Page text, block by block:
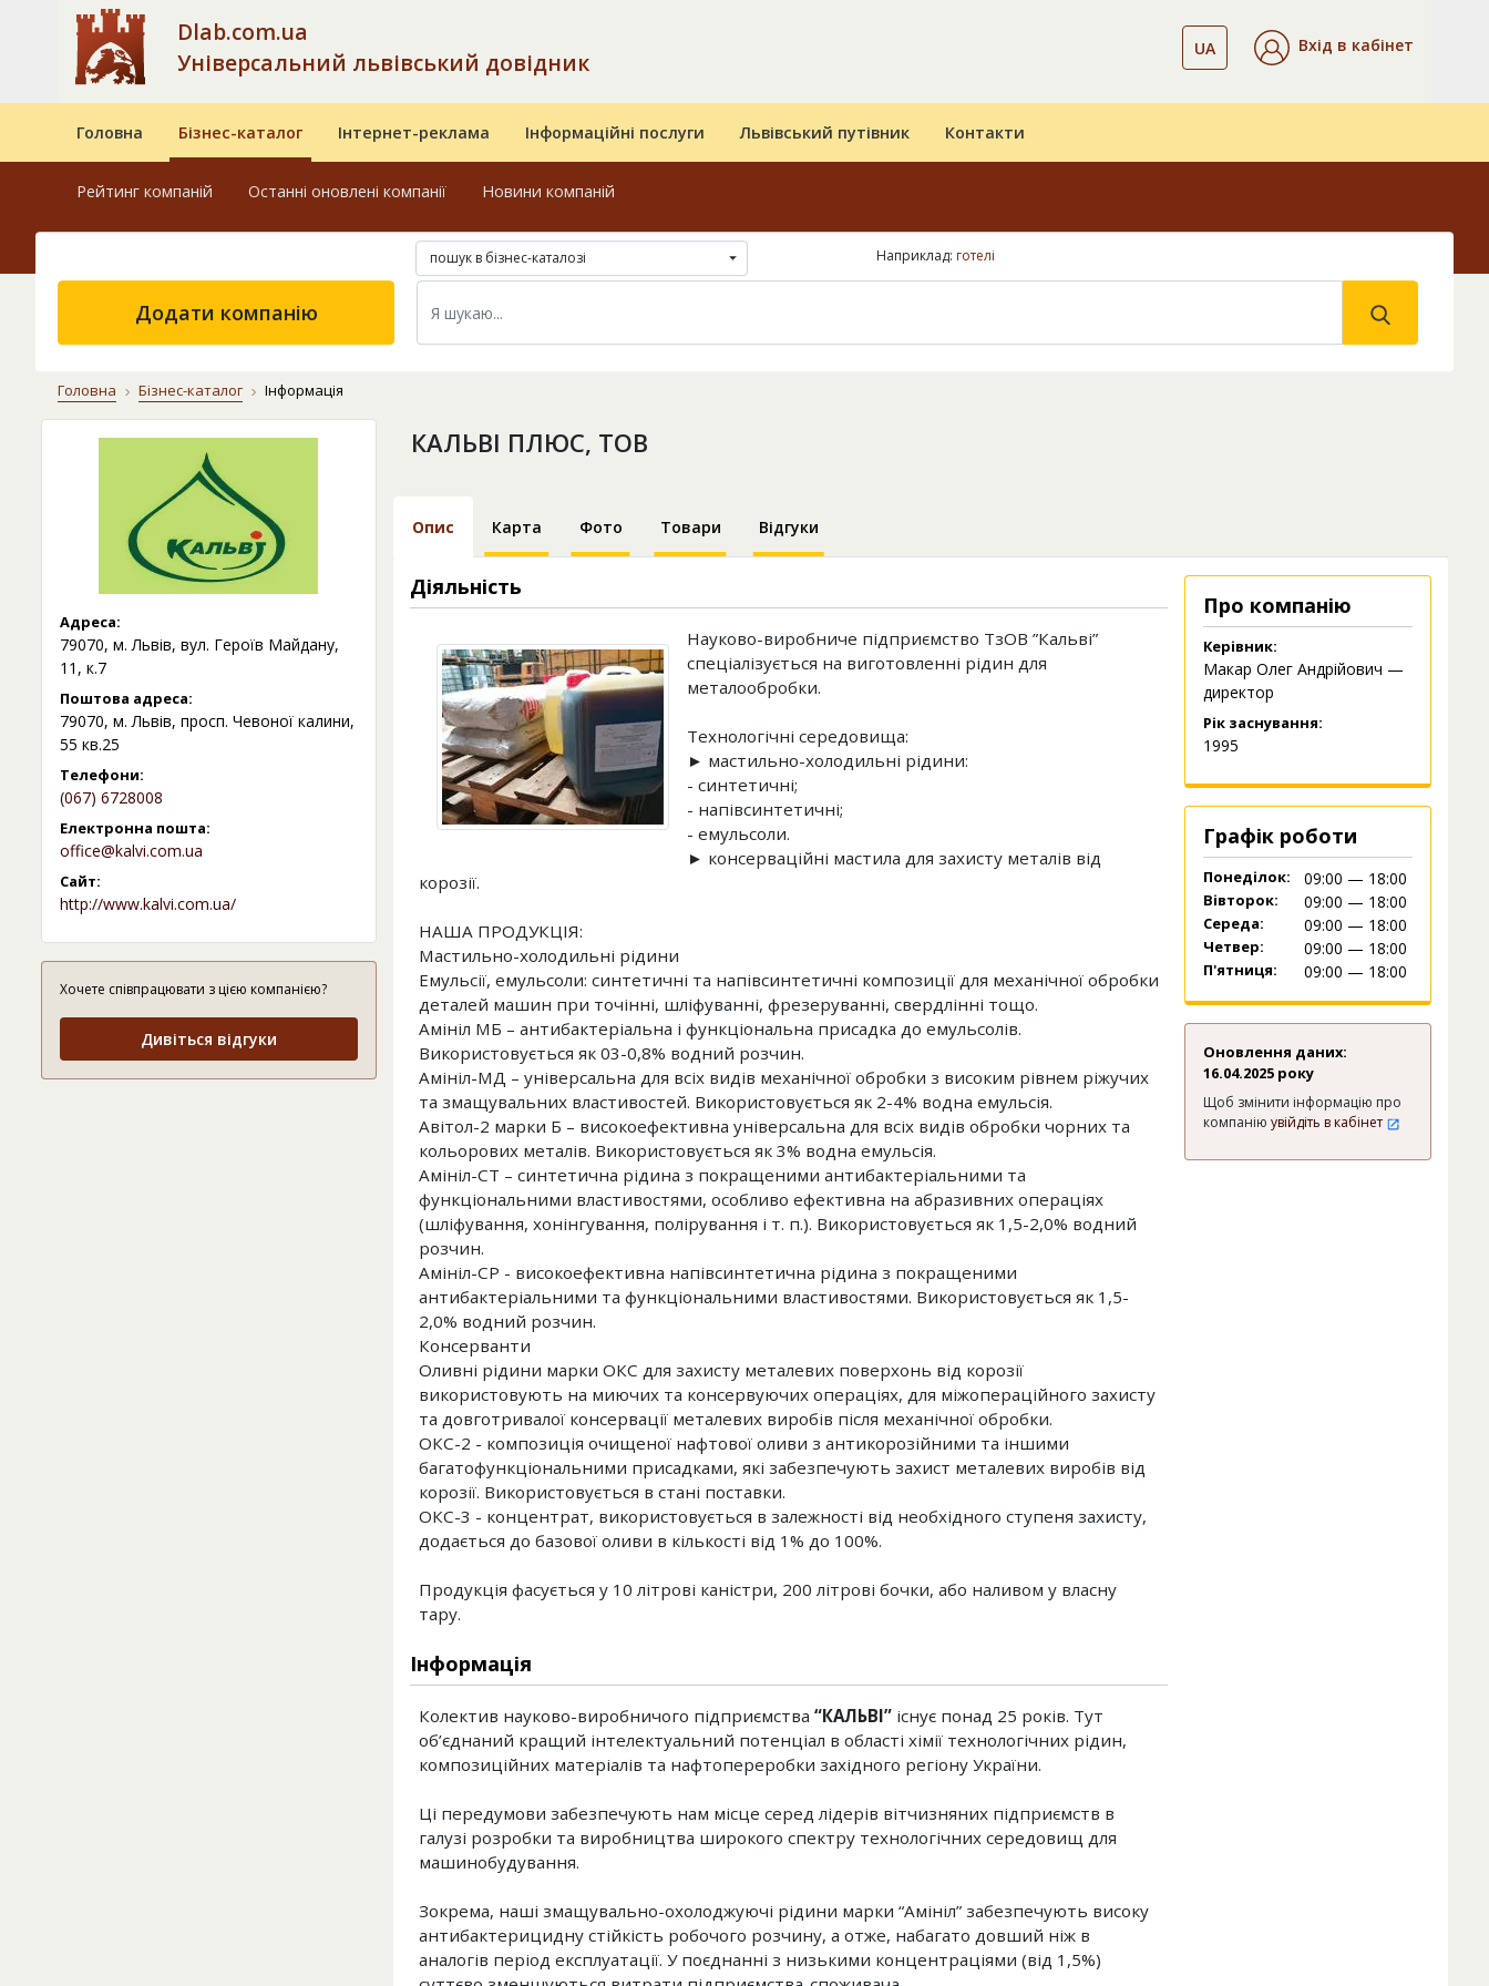
Dlab.com.ua
Універсальний львівський довідник
UA Вхід в кабінет
Головна Бізнес-каталог Інтернет-реклама Інформаційні послуги Львівський путівник Контакти
Рейтинг компаній Останні оновлені компанії Новини компаній
пошук в бізнес-каталозі Наприклад: готелі
Додати компанію
Головна Бізнес-каталог Інформація
Адреса:
79070, м. Львів, вул. Героїв Майдану,
11, к.7
Поштова адреса:
79070, м. Львів, просп. Чевоної калини,
55 кв.25
Телефони:
(067) 6728008
Електронна пошта:
office@kalvi.com.ua
Сайт:
http://www.kalvi.com.ua/
Хочете співпрацювати з цією компанією?
Дивіться відгуки
КАЛЬВІ ПЛЮС, ТОВ
Опис Карта Фото Товари Відгуки
Діяльність
Науково-виробниче підприємство ТзОВ ”Кальві”
спеціалізується на виготовленні рідин для
металообробки.
Технологічні середовища:
► мастильно-холодильні рідини:
- синтетичні;
- напівсинтетичні;
- емульсоли.
► консерваційні мастила для захисту металів від
корозії.
НАША ПРОДУКЦІЯ:
Мастильно-холодильні рідини
Емульсії, емульсоли: синтетичні та напівсинтетичні композиції для механічної обробки
деталей машин при точінні, шліфуванні, фрезеруванні, свердлінні тощо.
Амініл МБ – антибактеріальна і функціональна присадка до емульсолів.
Використовується як 03-0,8% водний розчин.
Амініл-МД – універсальна для всіх видів механічної обробки з високим рівнем ріжучих
та змащувальних властивостей. Використовується як 2-4% водна емульсія.
Авітол-2 марки Б – високоефективна універсальна для всіх видів обробки чорних та
кольорових металів. Використовується як 3% водна емульсія.
Амініл-СТ – синтетична рідина з покращеними антибактеріальними та
функціональними властивостями, особливо ефективна на абразивних операціях
(шліфування, хонінгування, полірування і т. п.). Використовується як 1,5-2,0% водний
розчин.
Амініл-СР - високоефективна напівсинтетична рідина з покращеними
антибактеріальними та функціональними властивостями. Використовується як 1,5-
2,0% водний розчин.
Консерванти
Оливні рідини марки ОКС для захисту металевих поверхонь від корозії
використовують на миючих та консервуючих операціях, для міжопераційного захисту
та довготривалої консервації металевих виробів після механічної обробки.
ОКС-2 - композиція очищеної нафтової оливи з антикорозійними та іншими
багатофункціональними присадками, які забезпечують захист металевих виробів від
корозії. Використовується в стані поставки.
ОКС-3 - концентрат, використовується в залежності від необхідного ступеня захисту,
додається до базової оливи в кількості від 1% до 100%.
Продукція фасується у 10 літрові каністри, 200 літрові бочки, або наливом у власну
тару.
Інформація
Колектив науково-виробничого підприємства “КАЛЬВІ”існує понад 25 років. Тут
об’єднаний кращий інтелектуальний потенціал в області хімії технологічних рідин,
композиційних матеріалів та нафтопереробки західного регіону України.
Ці передумови забезпечують нам місце серед лідерів вітчизняних підприємств в
галузі розробки та виробництва широкого спектру технологічних середовищ для
машинобудування.
Зокрема, наші змащувально-охолоджуючі рідини марки “Амініл” забезпечують високу
антибактерицидну стійкість робочого розчину, а отже, набагато довший ніж в
аналогів період експлуатації. У поєднанні з низькими концентраціями (від 1,5%)
Про компанію
Керівник:
Макар Олег Андрійович —
директор
Рік заснування:
1995
Графік роботи
Понеділок: 09:00 — 18:00
Вівторок: 09:00 — 18:00
Середа: 09:00 — 18:00
Четвер: 09:00 — 18:00
П'ятниця: 09:00 — 18:00
Оновлення даних:
16.04.2025 року
Щоб змінити інформацію про
компанію увійдіть в кабінет